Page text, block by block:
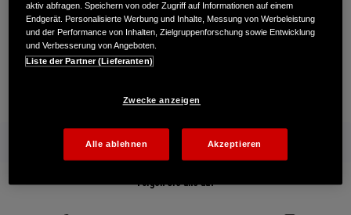
Honda
Marine
Weißflog, Ingo - Marine – Honda - HONDA Deutschland Offizielle Website | The
Power of Dreams
Händlersuche
Folgen Sie uns auf
aktiv abfragen. Speichern von oder Zugriff auf Informationen auf einem
Endgerät. Personalisierte Werbung und Inhalte, Messung von Werbeleistung
und der Performance von Inhalten, Zielgruppenforschung sowie Entwicklung
und Verbesserung von Angeboten.
Liste der Partner (Lieferanten)
Zwecke anzeigen
Alle ablehnen Akzeptieren